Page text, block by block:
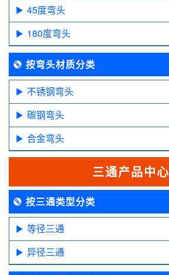
45度弯头
180度弯头
按弯头材质分类
不锈钢弯头
碳钢弯头
合金弯头
三通产品中心
按三通类型分类
等径三通
异径三通